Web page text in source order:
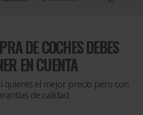
DE COCHES DEBES
EN CUENTA
quieres el mejor precio pero con
de calidad